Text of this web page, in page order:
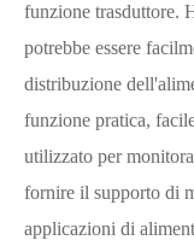
funzione trasduttore.
potrebbe essere
distribuzione
funzione pratica,
utilizzato per
fornire il supporto di
applicazioni di